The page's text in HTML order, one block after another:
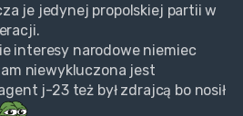
je jedynej propolskiej partii w
interesy narodowe niemiec
niewykluczona jest
j-23 też był zdrajcą bo nosił